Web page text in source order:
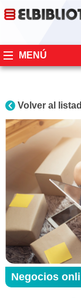
MENÚ
Volver al
Negocios